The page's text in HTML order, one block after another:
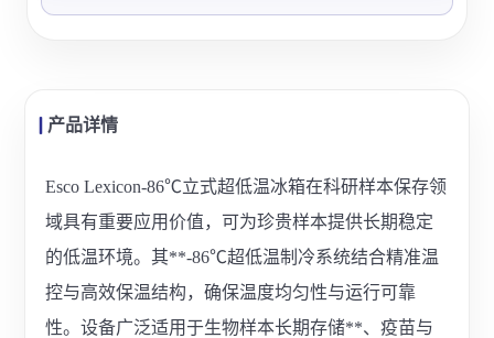
产品详情
Esco Lexicon-86℃立式超低温冰箱在科研样本保存领
域具有重要应用价值，可为珍贵样本提供长期稳定
的低温环境。其**-86℃超低温制冷系统结合精准温
控与高效保温结构，确保温度均匀性与运行可靠
性。设备广泛适用于生物样本长期存储**、疫苗与